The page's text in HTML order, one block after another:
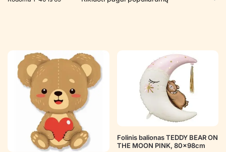
Folinis balionas TEDDY BEAR ON
THE MOON PINK, 80x98cm